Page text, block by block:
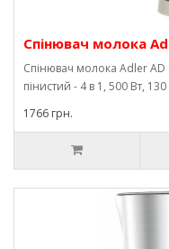
Спінювач молока
Спінювач молока Adler
пінистий - 4 в 1, 500 Вт,
1766 грн.